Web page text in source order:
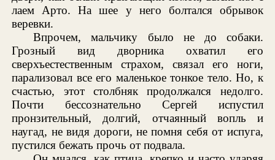
лаем Арто. На шее у него болтался обрывок
веревки.
Впрочем, мальчику было не до собаки.
Грозный вид дворника охватил его
сверхъестественным страхом, связал его ноги,
парализовал все его маленькое тонкое тело. Но, к
счастью, этот столбняк продолжался недолго.
Почти бессознательно Сергей испустил
пронзительный, долгий, отчаянный вопль и
наугад, не видя дороги, не помня себя от испуга,
пустился бежать прочь от подвала.